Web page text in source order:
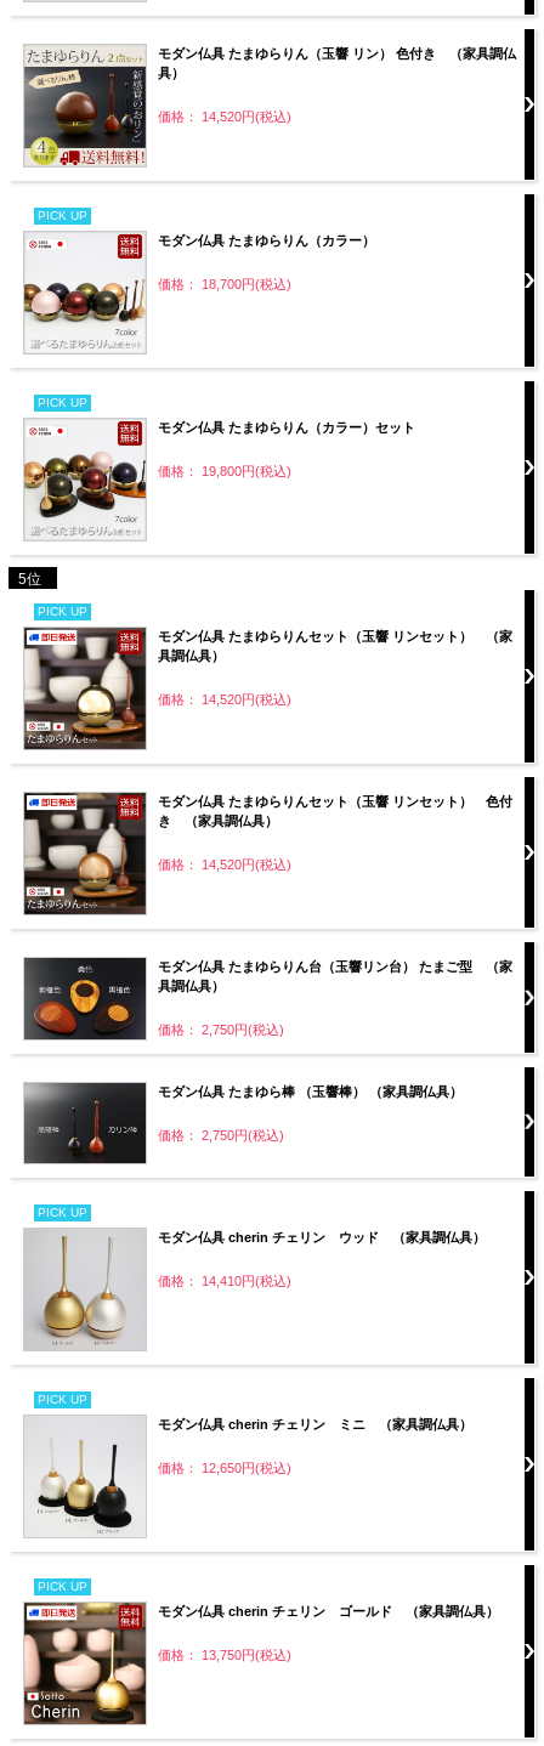
モダン仏具 たまゆらりん（玉響 リン） 色付き （家具調仏
具）
価格： 14,520円(税込)
PICK UP
モダン仏具 たまゆらりん（カラー）
価格： 18,700円(税込)
PICK UP
モダン仏具 たまゆらりん（カラー）セット
価格： 19,800円(税込)
5位
PICK UP
モダン仏具 たまゆらりんセット（玉響 リンセット） （家
具調仏具）
価格： 14,520円(税込)
モダン仏具 たまゆらりんセット（玉響 リンセット） 色付
き （家具調仏具）
価格： 14,520円(税込)
モダン仏具 たまゆらりん台（玉響リン台） たまご型 （家
具調仏具）
価格： 2,750円(税込)
モダン仏具 たまゆら棒 （玉響棒） （家具調仏具）
価格： 2,750円(税込)
PICK UP
モダン仏具 cherin チェリン ウッド （家具調仏具）
価格： 14,410円(税込)
PICK UP
モダン仏具 cherin チェリン ミニ （家具調仏具）
価格： 12,650円(税込)
PICK UP
モダン仏具 cherin チェリン ゴールド （家具調仏具）
価格： 13,750円(税込)